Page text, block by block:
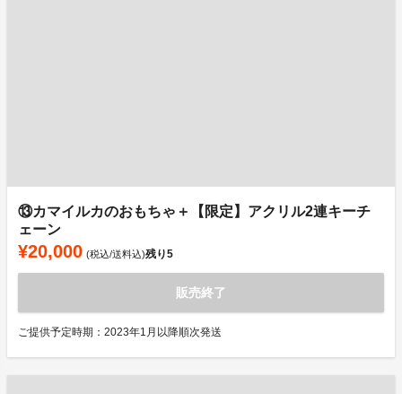
⑬カマイルカのおもちゃ＋【限定】アクリル2連キーチ
ェーン
¥20,000 (税込/送料込)残り5
販売終了
ご提供予定時期：2023年1月以降順次発送